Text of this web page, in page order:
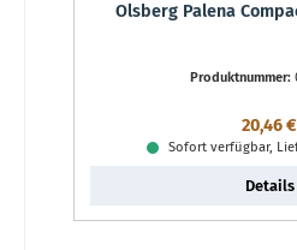
Olsberg Palena
Produktnummer:
20,46 €
Sofort verfügbar,
Details